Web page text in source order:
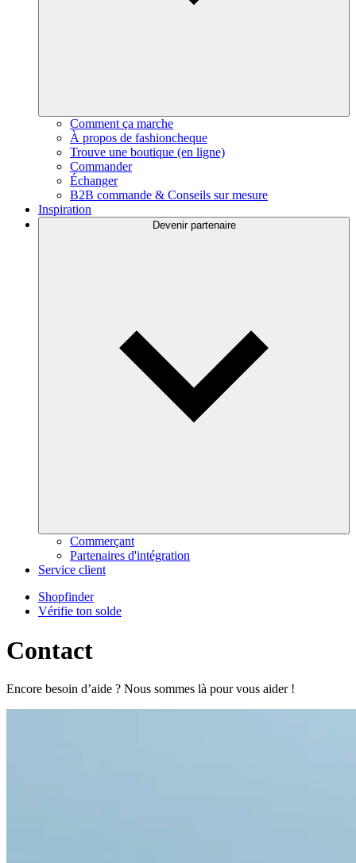
Comment ça marche
À propos de fashioncheque
Trouve une boutique (en ligne)
Commander
Échanger
B2B commande & Conseils sur mesure
Inspiration
Devenir partenaire
Commerçant
Partenaires d'intégration
Service client
Shopfinder
Vérifie ton solde
Contact
Encore besoin d’aide ? Nous sommes là pour vous aider !